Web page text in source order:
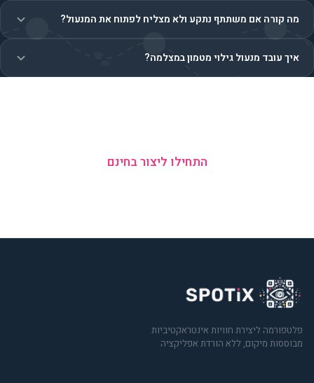
מה קורה אם משתתף נתקע ולא מצליח לפתוח את המנעול?
איך עובד מנעול גילוי מטמון במצלמה?
התחילו ליצור בחינם
פלטפורמה ליצירת חוויות אינטראקטיביות
מבוססות מיקום, ללא הורדת אפליקציה